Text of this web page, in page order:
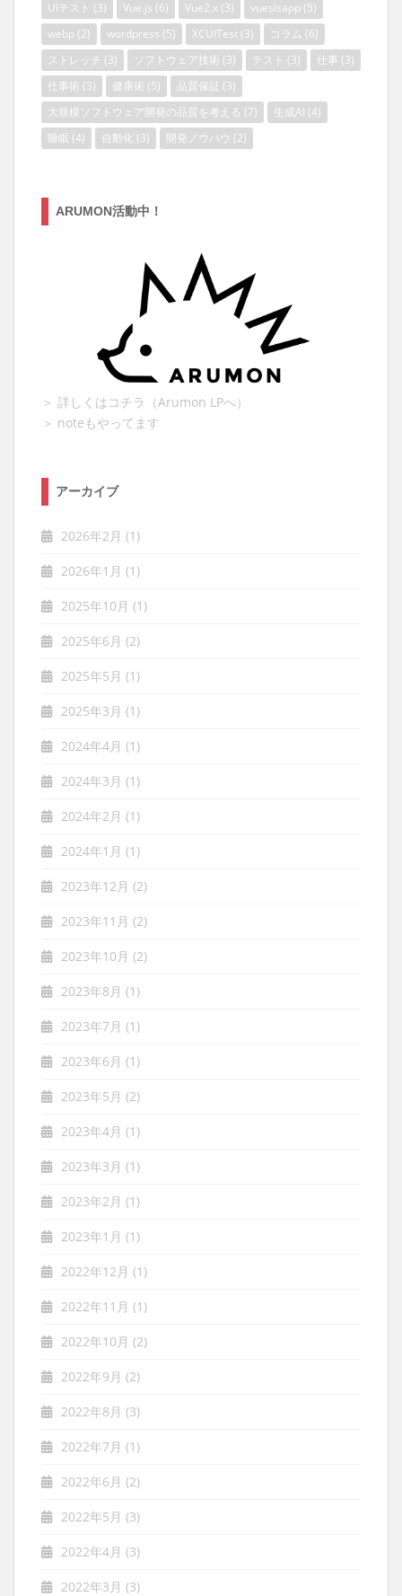
UIテスト (3) Vue.js (6) Vue2.x (3) vueslsapp (5)
webp (2) wordpress (5) XCUITest (3) コラム (6)
ストレッチ (3) ソフトウェア技術 (3) テスト (3) 仕事 (3)
仕事術 (3) 健康術 (5) 品質保証 (3)
大規模ソフトウェア開発の品質を考える (7) 生成AI (4)
睡眠 (4) 自動化 (3) 開発ノウハウ (2)
ARUMON活動中！
＞ 詳しくはコチラ（Arumon LPへ）
＞ noteもやってます
アーカイブ
2026年2月 (1)
2026年1月 (1)
2025年10月 (1)
2025年6月 (2)
2025年5月 (1)
2025年3月 (1)
2024年4月 (1)
2024年3月 (1)
2024年2月 (1)
2024年1月 (1)
2023年12月 (2)
2023年11月 (2)
2023年10月 (2)
2023年8月 (1)
2023年7月 (1)
2023年6月 (1)
2023年5月 (2)
2023年4月 (1)
2023年3月 (1)
2023年2月 (1)
2023年1月 (1)
2022年12月 (1)
2022年11月 (1)
2022年10月 (2)
2022年9月 (2)
2022年8月 (3)
2022年7月 (1)
2022年6月 (2)
2022年5月 (3)
2022年4月 (3)
2022年3月 (3)